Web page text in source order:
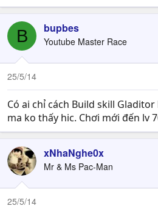
B bupbes
Youtube Master Race
25/5/14
Có ai chỉ cách Build skill
ma ko thấy hic. Chơi mới đến lv
xNhaNghe0x
Mr & Ms Pac-Man
25/5/14